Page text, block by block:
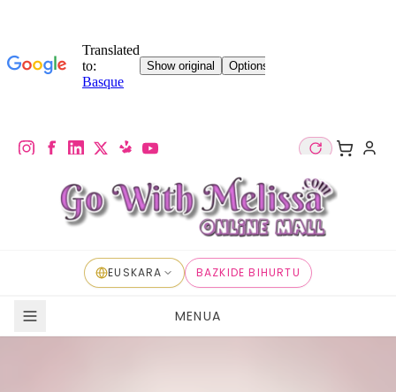
EUSKARA BAZKIDE BIHURTU
MENUA